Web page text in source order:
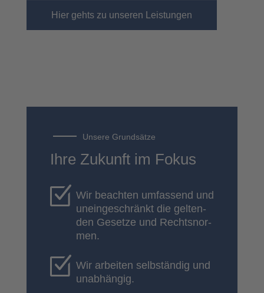
Hier gehts zu unse­ren Leis­tun­gen
Unse­re Grund­sät­ze
Ihre Zukunft im Fokus
Wir beach­ten umfas­send und
unein­ge­schränkt die gel­ten­
den Geset­ze und Rechts­nor­
men.
Wir arbei­ten selb­stän­dig und
unab­hän­gig.